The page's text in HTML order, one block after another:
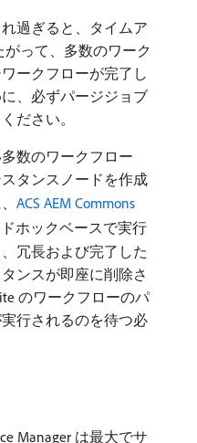
過ぎると、タイムア
って、多数のワーク
ークフローが完了し
、必ずパージジョブ
ださい。
数のワークフロー
スタンスノードを作成
ACS AEM Commons
ホックベースで実行
冗長および完了した
ンスが即座に削除さ
のワークフローのパ
行されるのを待つ必
Manager は最大でサ